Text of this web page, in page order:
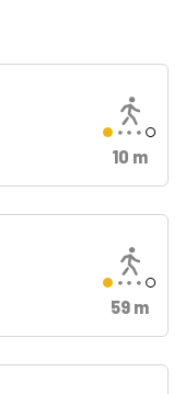
10 m
59 m